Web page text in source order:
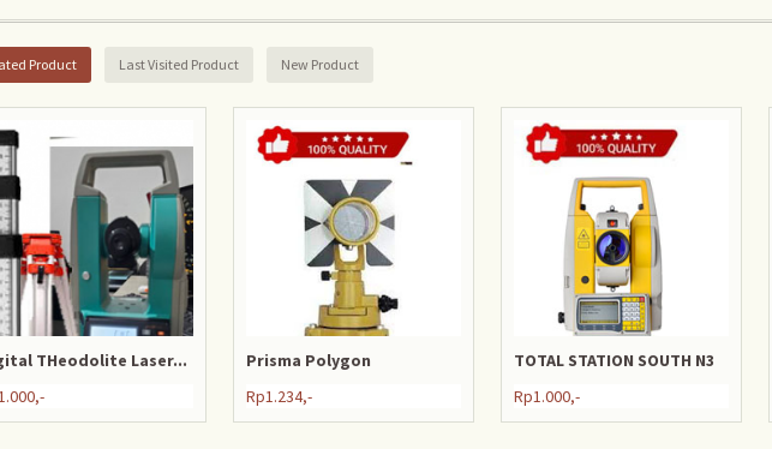
Product Last Visited Product New Product
THeodolite Laser...
Prisma Polygon
Rp1.234,-
TOTAL STATION SOUTH N3
Rp1.000,-